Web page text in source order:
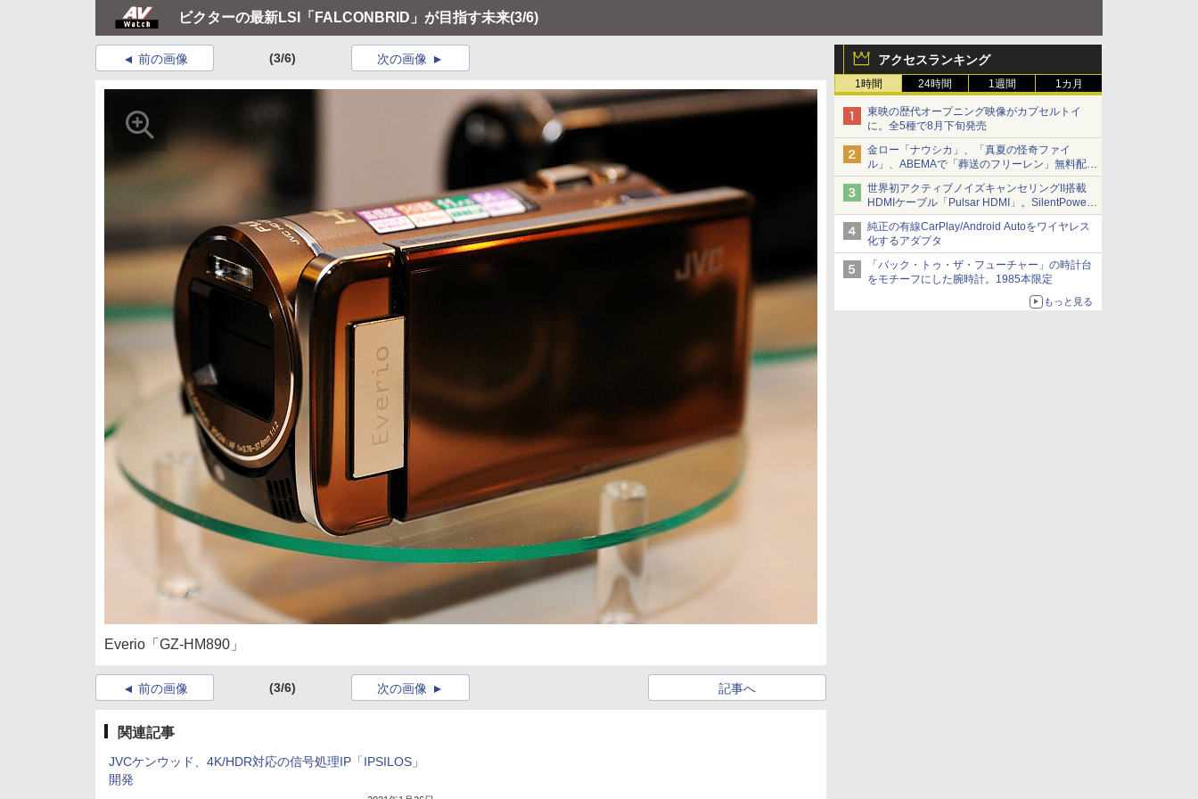
ビクターの最新LSI「FALCONBRID」が目指す未来(3/6)
アクセスランキング
1時間 24時間 1週間 1カ月
東映の歴代オープニング映像がカプセルトイ
に。全5種で8月下旬発売
金ロー「ナウシカ」、「真夏の怪奇ファイ
ル」、ABEMAで「葬送のフリーレン」無料配信
など。夏の特番・配信情報
世界初アクティブノイズキャンセリングII搭載
HDMIケーブル「Pulsar HDMI」。SilentPower
から
純正の有線CarPlay/Android Autoをワイヤレス
化するアダプタ
「バック・トゥ・ザ・フューチャー」の時計台
をモチーフにした腕時計。1985本限定
もっと見る
前の画像 (3/6) 次の画像
Everio「GZ-HM890」
前の画像 (3/6) 記事へ
次の画像
関連記事
JVCケンウッド、4K/HDR対応の信号処理IP「IPSILOS」
開発